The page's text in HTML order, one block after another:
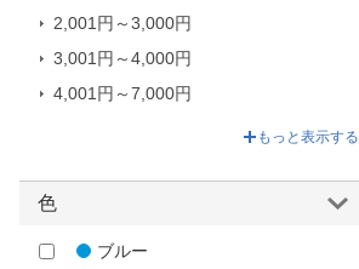
FACTORY
メディコムトイ｜MEDICOM TOY
2,001円～3,000円
3,001円～4,000円
4,001円～7,000円
もっと表示する
色
ブルー